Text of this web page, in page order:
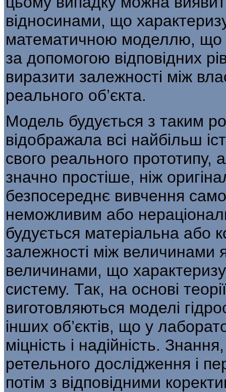
відносинами, що
математичною моделлю, що
за допомогою відповідних
виразити за­лежності між
реального об’єкта.
Модель будується з таким
відобража­ла всі найбільш
свого реального прототипу,
значно простіше, ніж
безпосереднє вивчення
неможливим або
будується матеріальна або
залежності між величинами
величи­нами, що
систему. Так, на основі
виготовляються моделі
інших об’єктів, що у
міцність і надійність.
ретельного дослідження і
потім з відповідними